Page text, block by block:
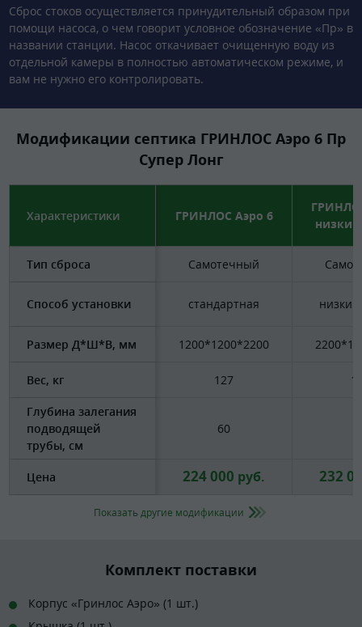
Сброс стоков осуществляется принудительный образом при
помощи насоса, о чем говорит условное обозначение «Пр» в
названии станции. Насос откачивает очищенную воду из
отдельной камеры в полностью автоматическом режиме, и
вам не нужно его контролировать.
Модификации септика ГРИНЛОС Аэро 6 Пр
Супер Лонг
Характеристики ГРИНЛОС Аэро 6
низкий
Тип сброса Самотечный
Способ установки стандартная низкий
Размер Д*Ш*В, мм 1200*1200*2200
Вес, кг 127
Глубина залегания
подводящей
трубы, см
60
Цена 224 000 руб. 232
Показать другие модификации
Комплект поставки
Корпус «Гринлос Аэро» (1 шт.)